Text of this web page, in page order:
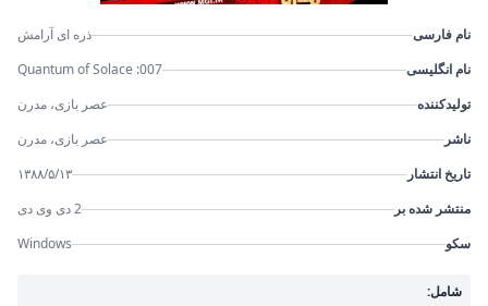
نام فارسی
ذره ای آرامش
نام انگلیسی
007: Quantum of Solace
تولیدکننده
عصر بازی، مدرن
ناشر
عصر بازی، مدرن
تاریخ انتشار
۱۳۸۸/۵/۱۳
منتشر شده بر
2 دی وی دی
سکو
Windows
شامل: